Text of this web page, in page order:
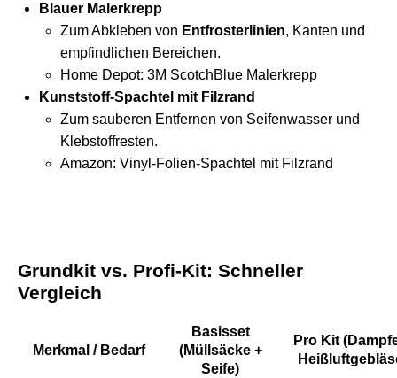
Blauer Malerkrepp
Zum Abkleben von Entfrosterlinien, Kanten und
empfindlichen Bereichen.
Home Depot: 3M ScotchBlue Malerkrepp
Kunststoff-Spachtel mit Filzrand
Zum sauberen Entfernen von Seifenwasser und
Klebstoffresten.
Amazon: Vinyl-Folien-Spachtel mit Filzrand
Grundkit vs. Profi-Kit: Schneller
Vergleich
Merkmal / Bedarf
Basisset
(Müllsäcke +
Seife)
Pro Kit